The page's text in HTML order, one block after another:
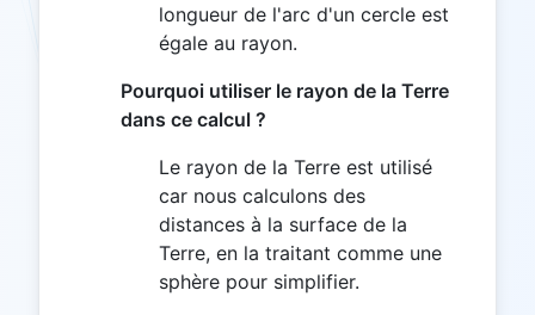
longueur de l'arc d'un cercle est
égale au rayon.
Pourquoi utiliser le rayon de la Terre
dans ce calcul ?
Le rayon de la Terre est utilisé
car nous calculons des
distances à la surface de la
Terre, en la traitant comme une
sphère pour simplifier.